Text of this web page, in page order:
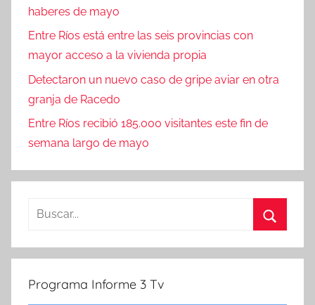
haberes de mayo
Entre Ríos está entre las seis provincias con
mayor acceso a la vivienda propia
Detectaron un nuevo caso de gripe aviar en otra
granja de Racedo
Entre Ríos recibió 185.000 visitantes este fin de
semana largo de mayo
Buscar:
Programa Informe 3 Tv